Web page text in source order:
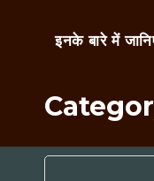
इनके बारे में